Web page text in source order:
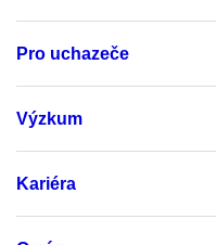
Pro uchazeče
Výzkum
Kariéra